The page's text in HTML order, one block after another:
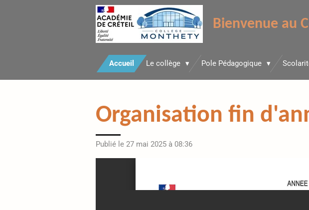
Bienvenue au
Accueil Le collège Pole Pédagogique
Organisation fin
Publié le 27 mai 2025 à 08:36